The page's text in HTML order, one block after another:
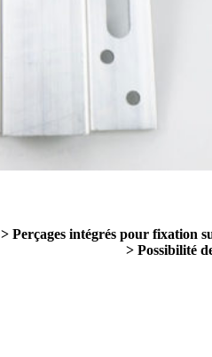
> Perçages intégrés pour fixation
> Possibilité